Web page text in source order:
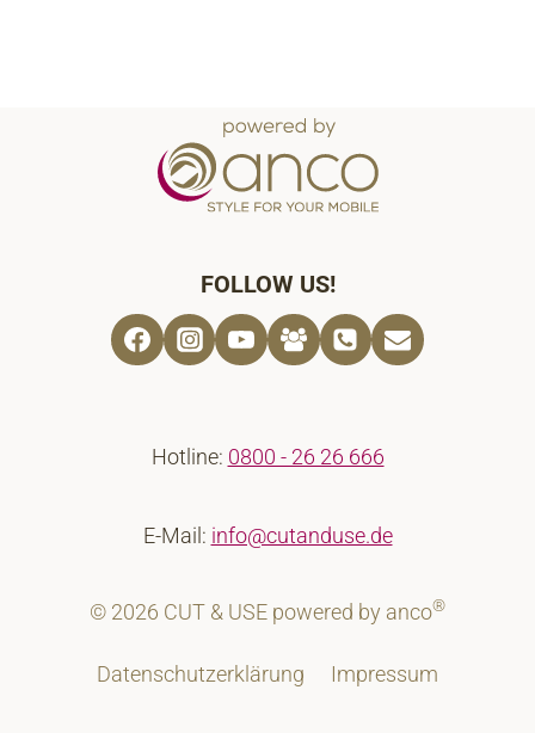
FOLLOW US!
Hotline: 0800 - 26 26 666
E-Mail: info@cutanduse.de
© 2026 CUT & USE powered by anco®
Datenschutzerklärung Impressum